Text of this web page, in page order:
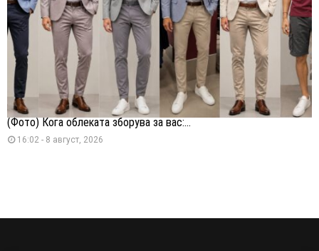
(Фото) Кога облеката зборува за вас:...
16:02 - 8 август, 2026